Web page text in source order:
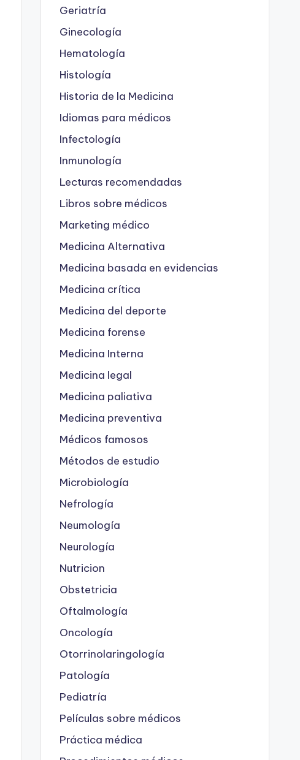
Geriatría
Ginecología
Hematología
Histología
Historia de la Medicina
Idiomas para médicos
Infectología
Inmunología
Lecturas recomendadas
Libros sobre médicos
Marketing médico
Medicina Alternativa
Medicina basada en evidencias
Medicina crítica
Medicina del deporte
Medicina forense
Medicina Interna
Medicina legal
Medicina paliativa
Medicina preventiva
Médicos famosos
Métodos de estudio
Microbiología
Nefrología
Neumología
Neurología
Nutricion
Obstetricia
Oftalmología
Oncología
Otorrinolaringología
Patología
Pediatría
Películas sobre médicos
Práctica médica